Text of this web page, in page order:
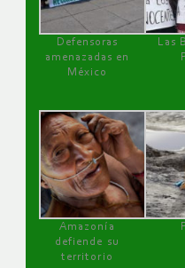
Defensoras
amenazadas en
México
Las
Amazonía
defiende su
territorio